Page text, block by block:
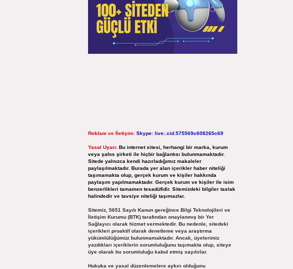
Reklam ve İletişim: Skype: live:.cid.575569c608265c69
Yasal Uyarı: Bu internet sitesi, herhangi bir marka, kurum
veya şahıs şirketi ile hiçbir bağlantısı bulunmamaktadır.
Sitede yalnızca kendi hazırladığımız makaleler
paylaşılmaktadır. Burada yer alan içerikler haber niteliği
taşımamakta olup, gerçek kurum ve kişiler hakkında
paylaşım yapılmamaktadır. Gerçek kurum ve kişiler ile isim
benzerlikleri tamamen tesadüfidir. Sitemizdeki bilgiler taslak
halindedir ve tavsiye niteliği taşımazlar.
Sitemiz, 5651 Sayılı Kanun gereğince Bilgi Teknolojileri ve
İletişim Kurumu (BTK) tarafından onaylanmış bir Yer
Sağlayıcı olarak hizmet vermektedir. Bu nedenle, sitedeki
içerikleri proaktif olarak denetleme veya araştırma
yükümlülüğümüz bulunmamaktadır. Ancak, üyelerimiz
yazdıkları içeriklerin sorumluluğunu taşımakta olup, siteye
üye olarak bu sorumluluğu kabul etmiş sayılırlar.
Hukuka ve yasal düzenlemelere aykırı olduğunu